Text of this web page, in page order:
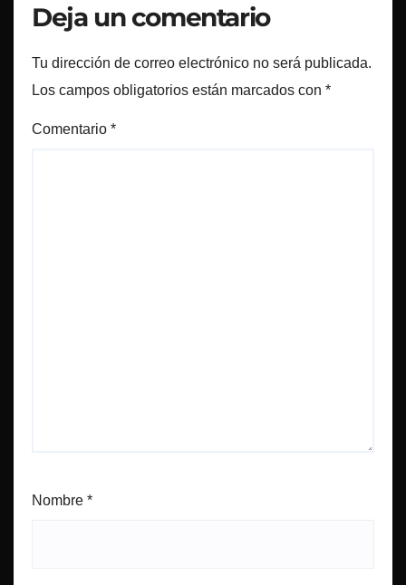
Deja un comentario
Tu dirección de correo electrónico no será publicada.
Los campos obligatorios están marcados con *
Comentario *
Nombre *